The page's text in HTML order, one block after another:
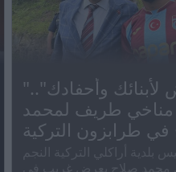
"أرض لأبنائك وأحفادك"..
طريف لمحمد
طرابزون التركية